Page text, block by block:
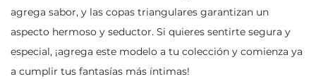
agrega sabor, y las copas triangulares garantizan un
aspecto hermoso y seductor. Si quieres sentirte segura y
especial, ¡agrega este modelo a tu colección y comienza ya
a cumplir tus fantasías más íntimas!